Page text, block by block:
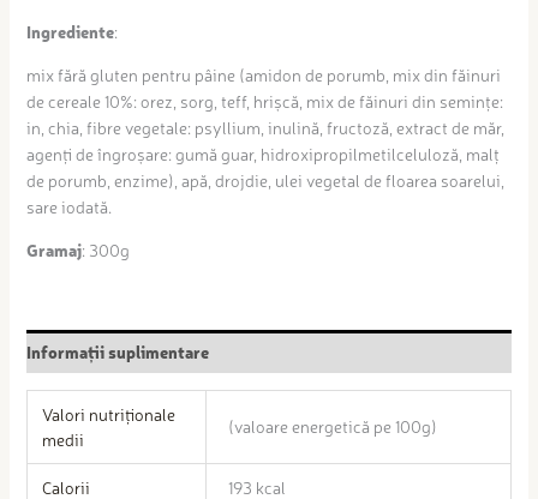
Ingrediente:
mix fără gluten pentru pâine (amidon de porumb, mix din făinuri
de cereale 10%: orez, sorg, teff, hrișcă, mix de făinuri din semințe:
in, chia, fibre vegetale: psyllium, inulină, fructoză, extract de măr,
agenți de îngroșare: gumă guar, hidroxipropilmetilceluloză, malț
de porumb, enzime), apă, drojdie, ulei vegetal de floarea soarelui,
sare iodată.
Gramaj: 300g
Informații suplimentare
Valori nutriționale
medii
(valoare energetică pe 100g)
Calorii 193 kcal